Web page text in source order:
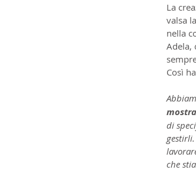
La
valsa
nella
Adela,
Così
di
che